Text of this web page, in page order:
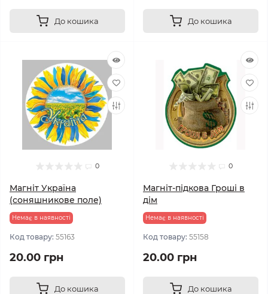
До кошика До кошика
0
Магніт Україна
(соняшникове поле)
Немає в наявності
Код товару: 55163
20.00 грн
До кошика
0
Магніт-підкова Гроші в
дім
Немає в наявності
Код товару: 55158
20.00 грн
До кошика